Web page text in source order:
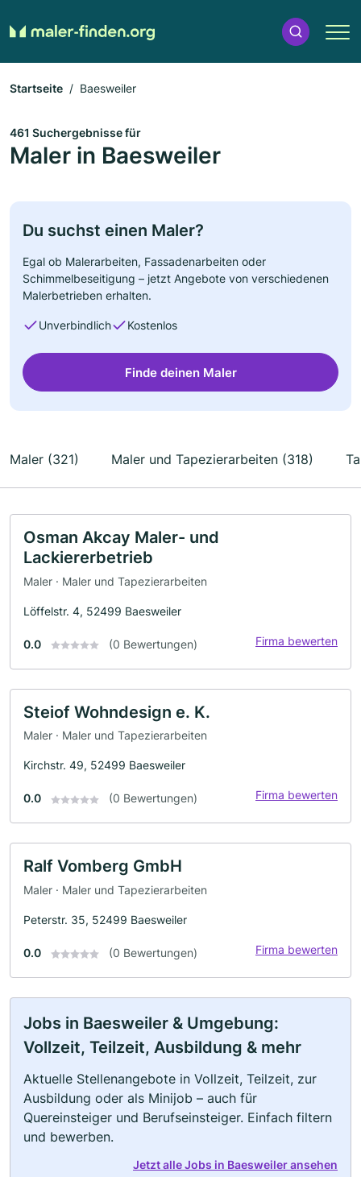
Startseite Baesweiler
461 Suchergebnisse für
Maler in Baesweiler
Du suchst einen Maler?
Egal ob Malerarbeiten, Fassadenarbeiten oder
Schimmelbeseitigung – jetzt Angebote von verschiedenen
Malerbetrieben erhalten.
Unverbindlich Kostenlos
Finde deinen Maler
Maler (321) Maler und Tapezierarbeiten (318)
Osman Akcay Maler- und
Lackiererbetrieb
Maler · Maler und Tapezierarbeiten
Löffelstr. 4, 52499 Baesweiler
0.0 (0 Bewertungen) Firma bewerten
Steiof Wohndesign e. K.
Maler · Maler und Tapezierarbeiten
Kirchstr. 49, 52499 Baesweiler
0.0 (0 Bewertungen) Firma bewerten
Ralf Vomberg GmbH
Maler · Maler und Tapezierarbeiten
Peterstr. 35, 52499 Baesweiler
0.0 (0 Bewertungen) Firma bewerten
Jobs in Baesweiler & Umgebung:
Vollzeit, Teilzeit, Ausbildung & mehr
Aktuelle Stellenangebote in Vollzeit, Teilzeit, zur
Ausbildung oder als Minijob – auch für
Quereinsteiger und Berufseinsteiger. Einfach filtern
und bewerben.
Jetzt alle Jobs in Baesweiler ansehen